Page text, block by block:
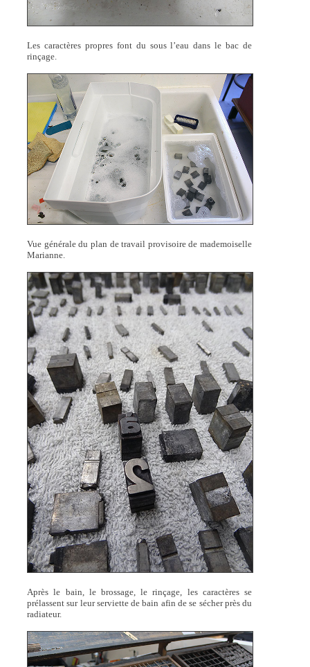
Les caractères propres font du sous l’eau dans le bac de
rinçage.
Vue générale du plan de travail provisoire de mademoiselle
Marianne.
Après le bain, le brossage, le rinçage, les caractères se
prélassent sur leur serviette de bain afin de se sécher près du
radiateur.